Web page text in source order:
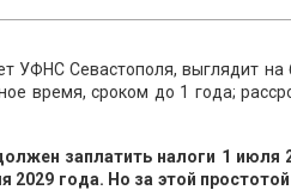
УФНС Севастополя, выглядит
время, сроком до 1 года;
заплатить налоги 1 июля
2029 года. Но за этой